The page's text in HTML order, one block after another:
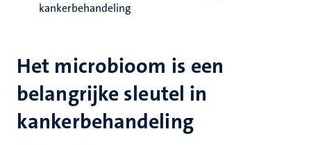
kankerbehandeling
Het microbioom is een
belangrijke sleutel in
kankerbehandeling